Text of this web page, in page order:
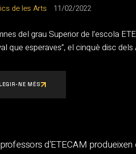
de les Arts 11/02/2022
del grau Superior de l’escola
que esperaves”, el cinquè disc
NE MÉS